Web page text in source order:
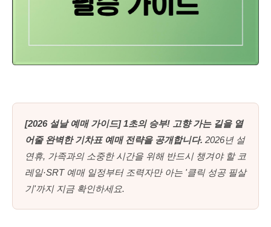
[2026 설날 예매 가이드] 1초의 승부! 고향 가는 길을 열
어줄 완벽한 기차표 예매 전략을 공개합니다. 2026년 설
연휴, 가족과의 소중한 시간을 위해 반드시 챙겨야 할 코
레일·SRT 예매 일정부터 조력자만 아는 '클릭 성공 필살
기'까지 지금 확인하세요.